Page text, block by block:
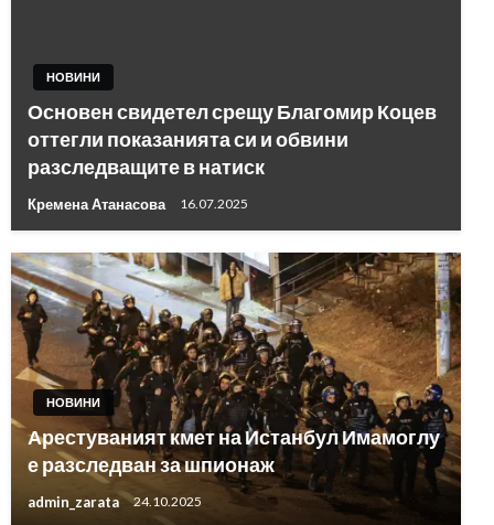
НОВИНИ
Основен свидетел срещу Благомир Коцев
оттегли показанията си и обвини
разследващите в натиск
Кремена Атанасова 16.07.2025
НОВИНИ
Арестуваният кмет на Истанбул Имамоглу
е разследван за шпионаж
admin_zarata 24.10.2025